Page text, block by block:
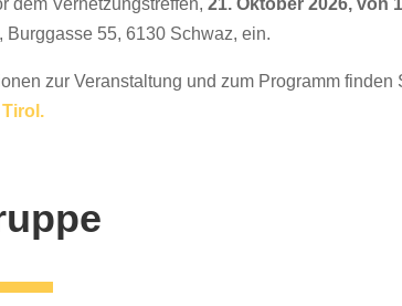
dem Vernetzungstreffen,21. Oktober 2026, von
Burggasse 55, 6130 Schwaz, ein.
zur Veranstaltung und zum Programm